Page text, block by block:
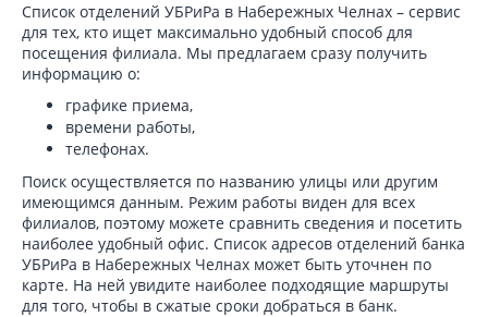
Список отделений УБРиРа в Набережных Челнах – сервис
для тех, кто ищет максимально удобный способ для
посещения филиала. Мы предлагаем сразу получить
информацию о:
графике приема,
времени работы,
телефонах.
Поиск осуществляется по названию улицы или другим
имеющимся данным. Режим работы виден для всех
филиалов, поэтому можете сравнить сведения и посетить
наиболее удобный офис. Список адресов отделений банка
УБРиРа в Набережных Челнах может быть уточнен по
карте. На ней увидите наиболее подходящие маршруты
для того, чтобы в сжатые сроки добраться в банк.